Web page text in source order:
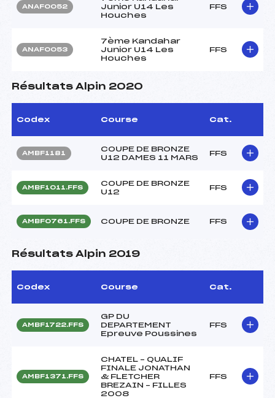
ANAF0052
Junior U14 Les
Houches
FFS
ANAF0053
7ème Kandahar
Junior U14 Les
Houches
FFS
Résultats Alpin 2020
Codex Course Cat.
AMBF1181
COUPE DE BRONZE
U12 DAMES 11 MARS
FFS
AMBF1011.FFS
COUPE DE BRONZE
U12
FFS
AMBF0761.FFS COUPE DE BRONZE FFS
Résultats Alpin 2019
Codex Course Cat.
AMBF1722.FFS
GP DU
DEPARTEMENT
Epreuve Poussines
FFS
AMBF1371.FFS
CHATEL – QUALIF
FINALE JONATHAN
& FLETCHER
BREZAIN – FILLES
2008
FFS